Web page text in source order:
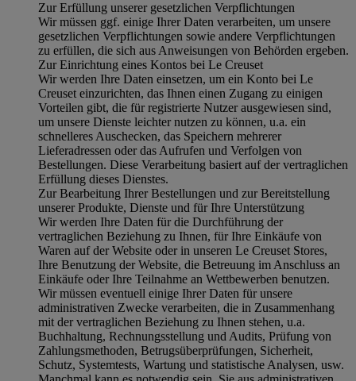
Zur Erfüllung unserer gesetzlichen Verpflichtungen
Wir müssen ggf. einige Ihrer Daten verarbeiten, um unsere
gesetzlichen Verpflichtungen sowie andere Verpflichtungen
zu erfüllen, die sich aus Anweisungen von Behörden ergeben.
Zur Einrichtung eines Kontos bei Le Creuset
Wir werden Ihre Daten einsetzen, um ein Konto bei Le
Creuset einzurichten, das Ihnen einen Zugang zu einigen
Vorteilen gibt, die für registrierte Nutzer ausgewiesen sind,
um unsere Dienste leichter nutzen zu können, u.a. ein
schnelleres Auschecken, das Speichern mehrerer
Lieferadressen oder das Aufrufen und Verfolgen von
Bestellungen. Diese Verarbeitung basiert auf der vertraglichen
Erfüllung dieses Dienstes.
Zur Bearbeitung Ihrer Bestellungen und zur Bereitstellung
unserer Produkte, Dienste und für Ihre Unterstützung
Wir werden Ihre Daten für die Durchführung der
vertraglichen Beziehung zu Ihnen, für Ihre Einkäufe von
Waren auf der Website oder in unseren Le Creuset Stores,
Ihre Benutzung der Website, die Betreuung im Anschluss an
Einkäufe oder Ihre Teilnahme an Wettbewerben benutzen.
Wir müssen eventuell einige Ihrer Daten für unsere
administrativen Zwecke verarbeiten, die in Zusammenhang
mit der vertraglichen Beziehung zu Ihnen stehen, u.a.
Buchhaltung, Rechnungsstellung und Audits, Prüfung von
Zahlungsmethoden, Betrugsüberprüfungen, Sicherheit,
Schutz, Systemtests, Wartung und statistische Analysen, usw.